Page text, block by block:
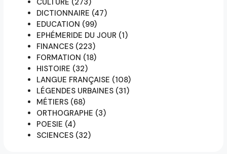
DICTIONNAIRE (47)
EDUCATION (99)
EPHÉMERIDE DU JOUR (1)
FINANCES (223)
FORMATION (18)
HISTOIRE (32)
LANGUE FRANÇAISE (108)
LÉGENDES URBAINES (31)
MÉTIERS (68)
ORTHOGRAPHE (3)
POESIE (4)
SCIENCES (32)